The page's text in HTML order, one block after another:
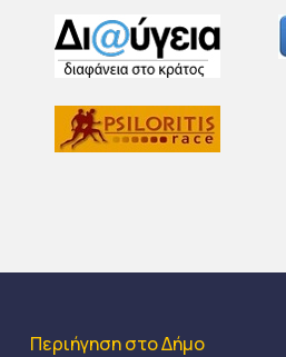
Περιήγηση στο Δήμο